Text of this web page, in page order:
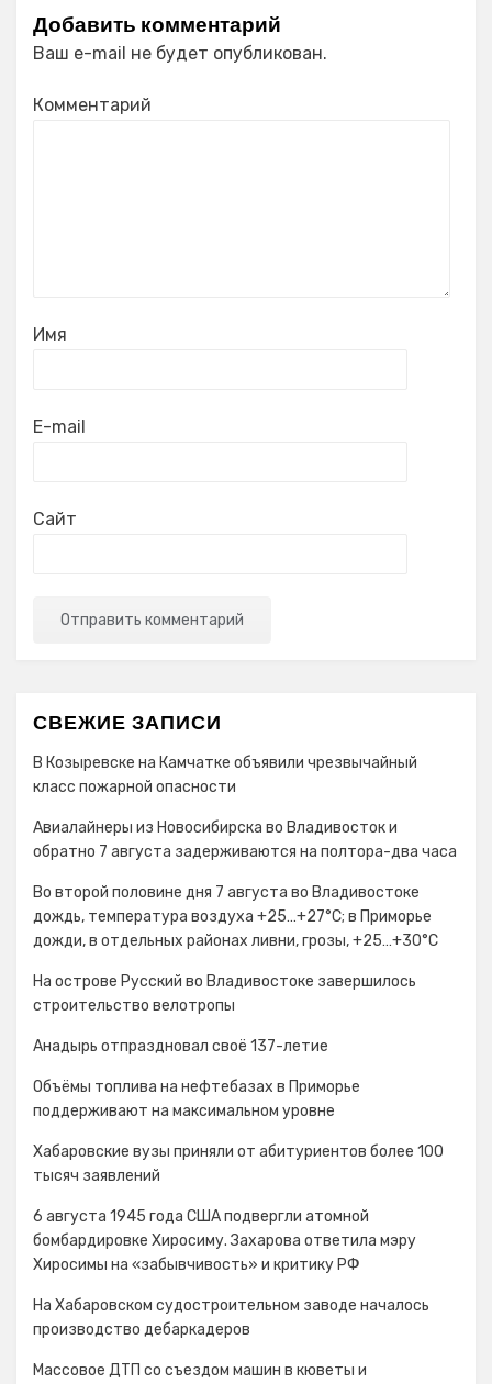
Добавить комментарий
Ваш e-mail не будет опубликован.
Комментарий
Имя
E-mail
Сайт
СВЕЖИЕ ЗАПИСИ
В Козыревске на Камчатке объявили чрезвычайный
класс пожарной опасности
Авиалайнеры из Новосибирска во Владивосток и
обратно 7 августа задерживаются на полтора-два часа
Во второй половине дня 7 августа во Владивостоке
дождь, температура воздуха +25…+27°С; в Приморье
дожди, в отдельных районах ливни, грозы, +25…+30°C
На острове Русский во Владивостоке завершилось
строительство велотропы
Анадырь отпраздновал своё 137-летие
Объёмы топлива на нефтебазах в Приморье
поддерживают на максимальном уровне
Хабаровские вузы приняли от абитуриентов более 100
тысяч заявлений
6 августа 1945 года США подвергли атомной
бомбардировке Хиросиму. Захарова ответила мэру
Хиросимы на «забывчивость» и критику РФ
На Хабаровском судостроительном заводе началось
производство дебаркадеров
Массовое ДТП со съездом машин в кюветы и